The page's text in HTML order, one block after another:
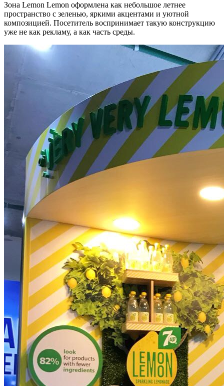
Зона Lemon Lemon оформлена как небольшое летнее
пространство с зеленью, яркими акцентами и уютной
композицией. Посетитель воспринимает такую конструкцию
уже не как рекламу, а как часть среды.